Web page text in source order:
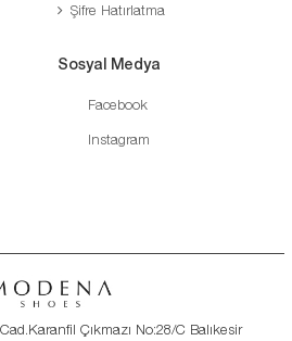
Şifre Hatırlatma
Sosyal Medya
Facebook
Instagram
Çıkmazı No:28/C Balıkesir